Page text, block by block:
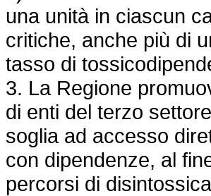
una unità in ciascun
critiche, anche più di
tasso di
3. La Regione
di enti del terzo
soglia ad accesso
con dipendenze, al
percorsi di